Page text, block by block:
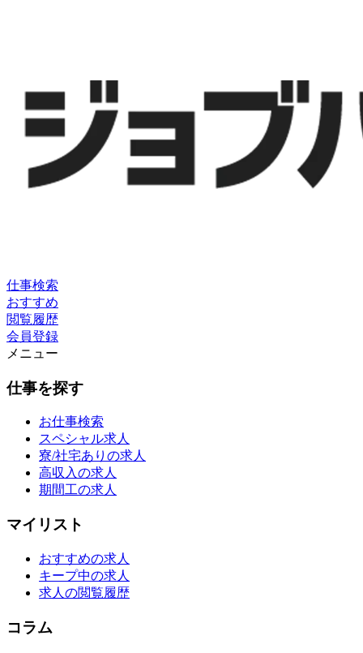
仕事検索
おすすめ
閲覧履歴
会員登録
メニュー
仕事を探す
お仕事検索
スペシャル求人
寮/社宅ありの求人
高収入の求人
期間工の求人
マイリスト
おすすめの求人
キープ中の求人
求人の閲覧履歴
コラム